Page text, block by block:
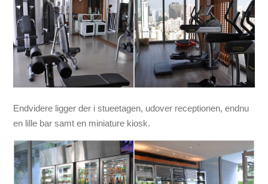
Endvidere ligger der i stueetagen, udover receptionen, endnu
en lille bar samt en miniature kiosk.